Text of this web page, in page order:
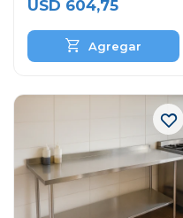
USD 604,75